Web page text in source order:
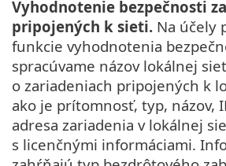
Vyhodnotenie bezpečnosti
pripojených k sieti. Na účely
funkcie vyhodnotenia
spracúvame názov lokálnej
o zariadeniach pripojených k
ako je prítomnosť, typ, názov,
adresa zariadenia v lokálnej
s licenčnými informáciami.